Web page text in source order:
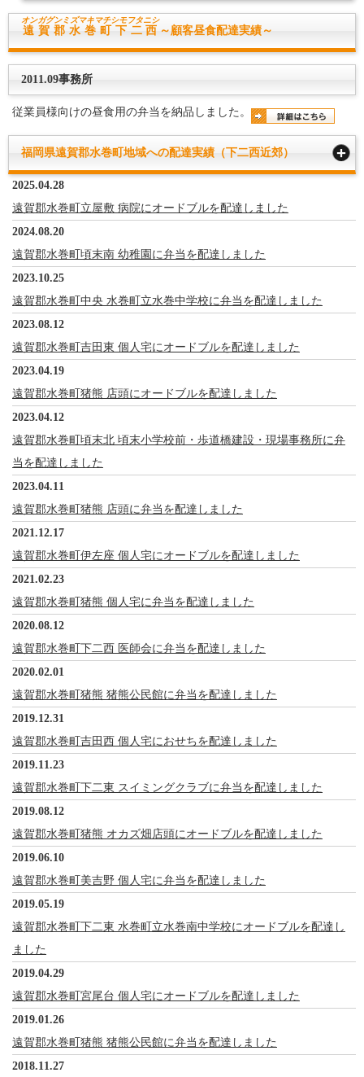
遠賀郡水巻町下二西
オンガグンミズマキマチシモフタニシ
～顧客昼食配達実績～
2011.09事務所
従業員様向けの昼食用の弁当を納品しました。
福岡県遠賀郡水巻町地域への配達実績（下二西近郊）
2025.04.28
遠賀郡水巻町立屋敷 病院にオードブルを配達しました
2024.08.20
遠賀郡水巻町頃末南 幼稚園に弁当を配達しました
2023.10.25
遠賀郡水巻町中央 水巻町立水巻中学校に弁当を配達しました
2023.08.12
遠賀郡水巻町吉田東 個人宅にオードブルを配達しました
2023.04.19
遠賀郡水巻町猪熊 店頭にオードブルを配達しました
2023.04.12
遠賀郡水巻町頃末北 頃末小学校前・歩道橋建設・現場事務所に弁
当を配達しました
2023.04.11
遠賀郡水巻町猪熊 店頭に弁当を配達しました
2021.12.17
遠賀郡水巻町伊左座 個人宅にオードブルを配達しました
2021.02.23
遠賀郡水巻町猪熊 個人宅に弁当を配達しました
2020.08.12
遠賀郡水巻町下二西 医師会に弁当を配達しました
2020.02.01
遠賀郡水巻町猪熊 猪熊公民館に弁当を配達しました
2019.12.31
遠賀郡水巻町吉田西 個人宅におせちを配達しました
2019.11.23
遠賀郡水巻町下二東 スイミングクラブに弁当を配達しました
2019.08.12
遠賀郡水巻町猪熊 オカズ畑店頭にオードブルを配達しました
2019.06.10
遠賀郡水巻町美吉野 個人宅に弁当を配達しました
2019.05.19
遠賀郡水巻町下二東 水巻町立水巻南中学校にオードブルを配達し
ました
2019.04.29
遠賀郡水巻町宮尾台 個人宅にオードブルを配達しました
2019.01.26
遠賀郡水巻町猪熊 猪熊公民館に弁当を配達しました
2018.11.27